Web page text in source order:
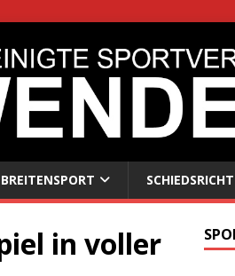
BREITENSPORT
in voller